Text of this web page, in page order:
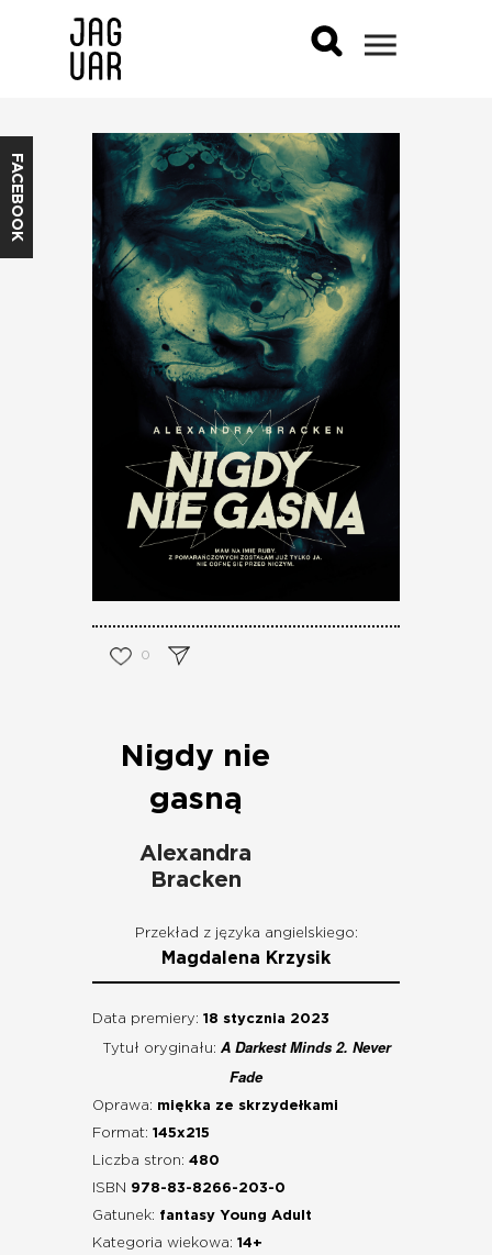
FACEBOOK
0
Nigdy nie
gasną
Alexandra
Bracken
Przekład z języka angielskiego:
Magdalena Krzysik
Data premiery: 18 stycznia 2023
Tytuł oryginału: A Darkest Minds 2. Never
Fade
Oprawa: miękka ze skrzydełkami
Format: 145x215
Liczba stron: 480
ISBN 978-83-8266-203-0
Gatunek: fantasy Young Adult
Kategoria wiekowa: 14+